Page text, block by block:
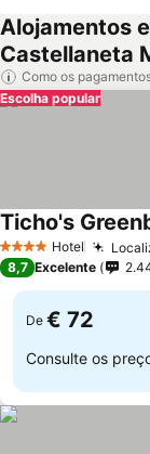
Alojamentos
Castellaneta
Como os
Escolha popular
4 EstrelasHotel
Ticho's
8,7 Excelente
De € 72
Consulte os